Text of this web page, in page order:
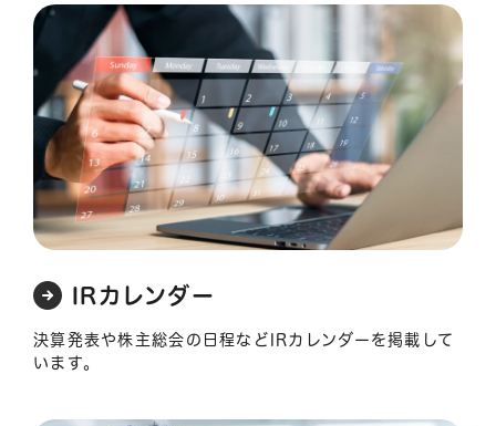
IRカレンダー
決算発表や株主総会の日程などIRカレンダーを掲載して
います。